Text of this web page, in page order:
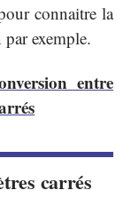
connaitre la
exemple.
entre
carrés